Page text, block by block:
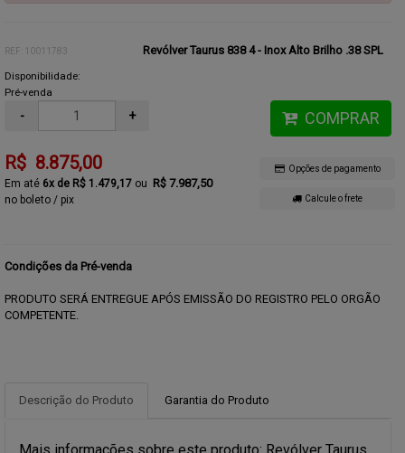
REF: 10011783 Revólver Taurus 838 4 - Inox Alto Brilho .38 SPL
Disponibilidade:
Pré-venda
- + COMPRAR
R$ 8.875,00
6x de R$ 1.479,17 R$ 7.987,50
no boleto / pix
Opções de pagamento
Calcule o frete
Condições da Pré-venda
PRODUTO SERÁ ENTREGUE APÓS EMISSÃO DO REGISTRO PELO ORGÃO
COMPETENTE.
Descrição do Produto Garantia do Produto